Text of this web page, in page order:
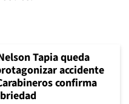
Tapia queda
accidente
confirma